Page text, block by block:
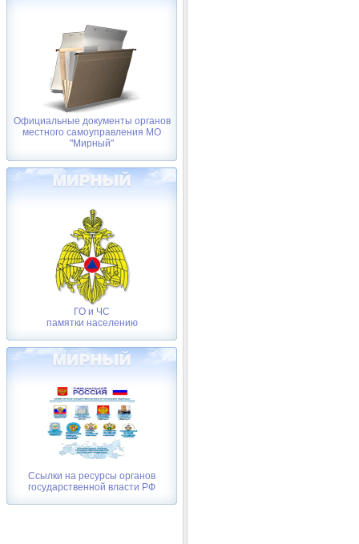
Официальные документы органов
местного самоуправления МО
"Мирный"
ГО и ЧС
памятки населению
Ссылки на ресурсы органов
государственной власти РФ